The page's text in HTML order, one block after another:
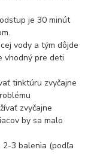
je 30 minút
vody a tým dôjde
vhodný pre deti
tinktúru zvyčajne
zvyčajne
by sa malo
2-3 balenia (podľa